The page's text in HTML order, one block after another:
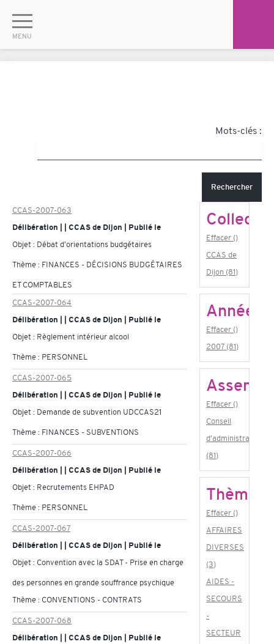
Mots-clés :
Rechercher
CCAS-2007-063
Délibération | | CCAS de Dijon | Publié le
Objet : Débat d'orientations budgétaires
Thème : FINANCES - DÉCISIONS BUDGÉTAIRES
ET COMPTABLES
CCAS-2007-064
Délibération | | CCAS de Dijon | Publié le
Objet : Règlement intérieur alcool
Thème : PERSONNEL
CCAS-2007-065
Délibération | | CCAS de Dijon | Publié le
Objet : Demande de subvention UDCCAS21
Thème : FINANCES - SUBVENTIONS
CCAS-2007-066
Délibération | | CCAS de Dijon | Publié le
Objet : Recrutements EHPAD
Thème : PERSONNEL
CCAS-2007-067
Délibération | | CCAS de Dijon | Publié le
Objet : Convention avec la SDAT - Prise en charge
des personnes en grande souffrance psychique
Thème : CONVENTIONS - CONTRATS
CCAS-2007-068
Délibération | | CCAS de Dijon | Publié le
Effacer ()
CCAS de
Dijon (81)
Année
Effacer ()
2007 (81)
Effacer ()
Conseil
d'administration
(81)
Thème
Effacer ()
AFFAIRES
DIVERSES
(3)
AIDES -
SECOURS
-
SECTEUR